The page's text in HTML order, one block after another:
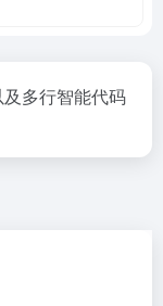
多行智能代码